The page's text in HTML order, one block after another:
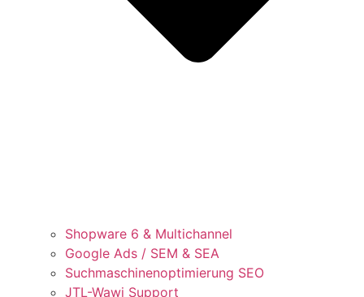
Shopware 6 & Multichannel
Google Ads / SEM & SEA
Suchmaschinenoptimierung SEO
JTL-Wawi Support